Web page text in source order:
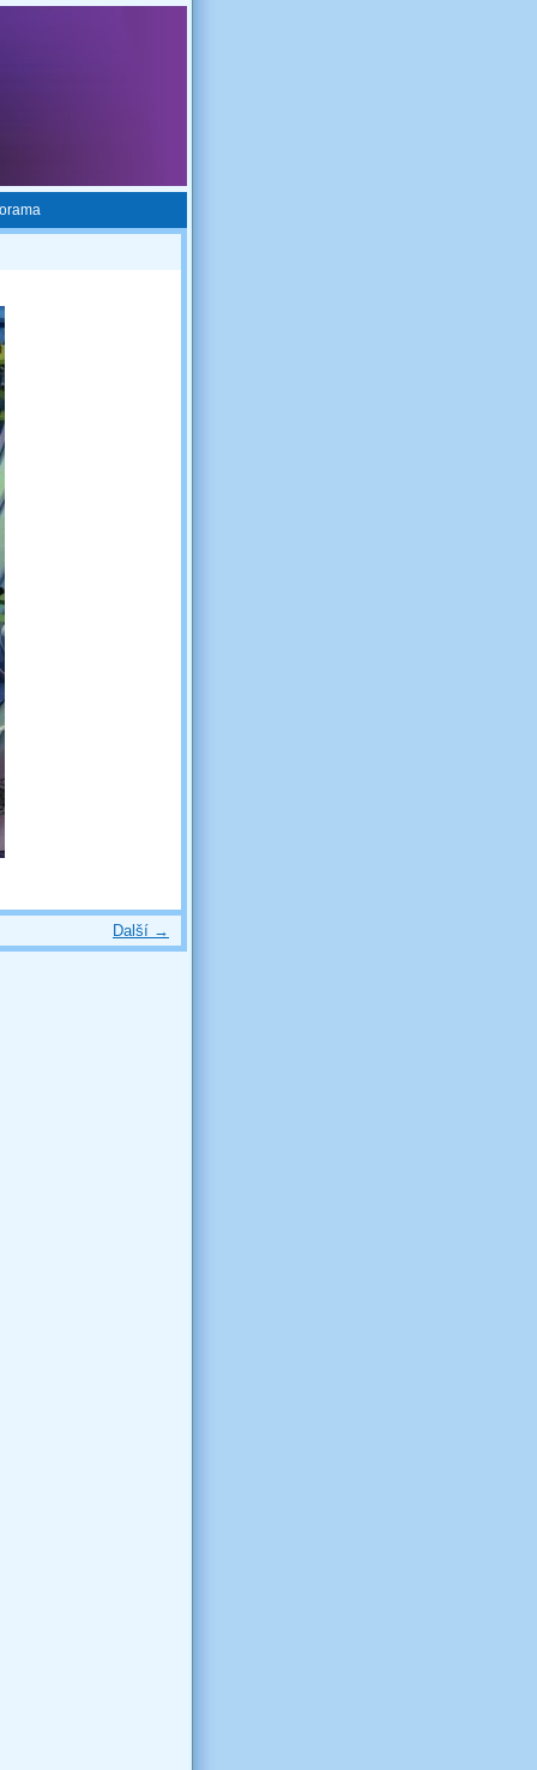
Další →